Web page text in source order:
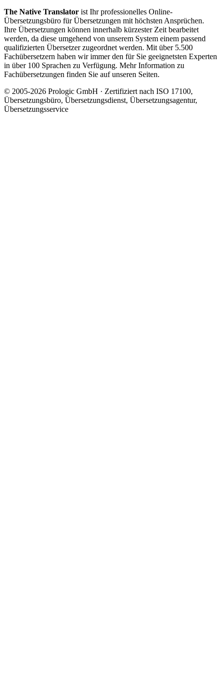
The Native Translator ist Ihr professionelles Online-
Übersetzungsbüro für Übersetzungen mit höchsten Ansprüchen.
Ihre Übersetzungen können innerhalb kürzester Zeit bearbeitet
werden, da diese umgehend von unserem System einem passend
qualifizierten Übersetzer zugeordnet werden. Mit über 5.500
Fachübersetzern haben wir immer den für Sie geeignetsten Experten
in über 100 Sprachen zu Verfügung. Mehr Information zu
Fachübersetzungen finden Sie auf unseren Seiten.
© 2005-2026 Prologic GmbH · Zertifiziert nach ISO 17100,
Übersetzungsbüro, Übersetzungsdienst, Übersetzungsagentur,
Übersetzungsservice